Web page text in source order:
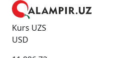
Kurs UZS
USD